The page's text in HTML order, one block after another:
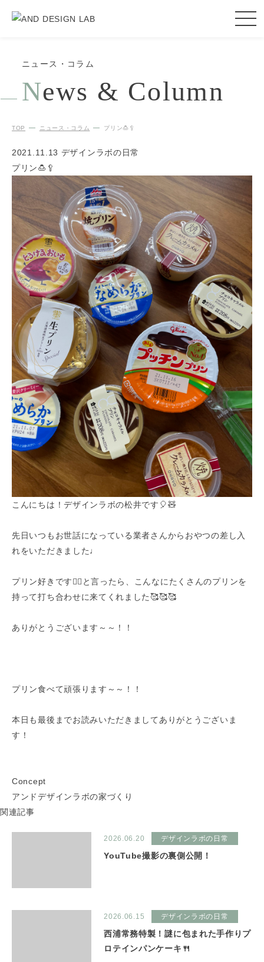
ニュース・コラム
News & Column
TOP ニュース・コラム プリン🍮🥄
2021.11.13 デザインラボの日常
プリン🍮🥄
こんにちは！デザインラボの松井です🎈🧸
先日いつもお世話になっている業者さんからおやつの差し入
れをいただきました♩
プリン好きです✊🏻と言ったら、こんなにたくさんのプリンを
持って打ち合わせに来てくれました🥰🥰🥰
ありがとうございます～～！！
プリン食べて頑張ります～～！！
本日も最後までお読みいただきましてありがとうございま
す！
Concept
アンドデザインラボの家づくり
関連記事
2026.06.20 デザインラボの日常
YouTube撮影の裏側公開！
2026.06.15 デザインラボの日常
西浦常務特製！謎に包まれた手作りプ
ロテインパンケーキ🍴